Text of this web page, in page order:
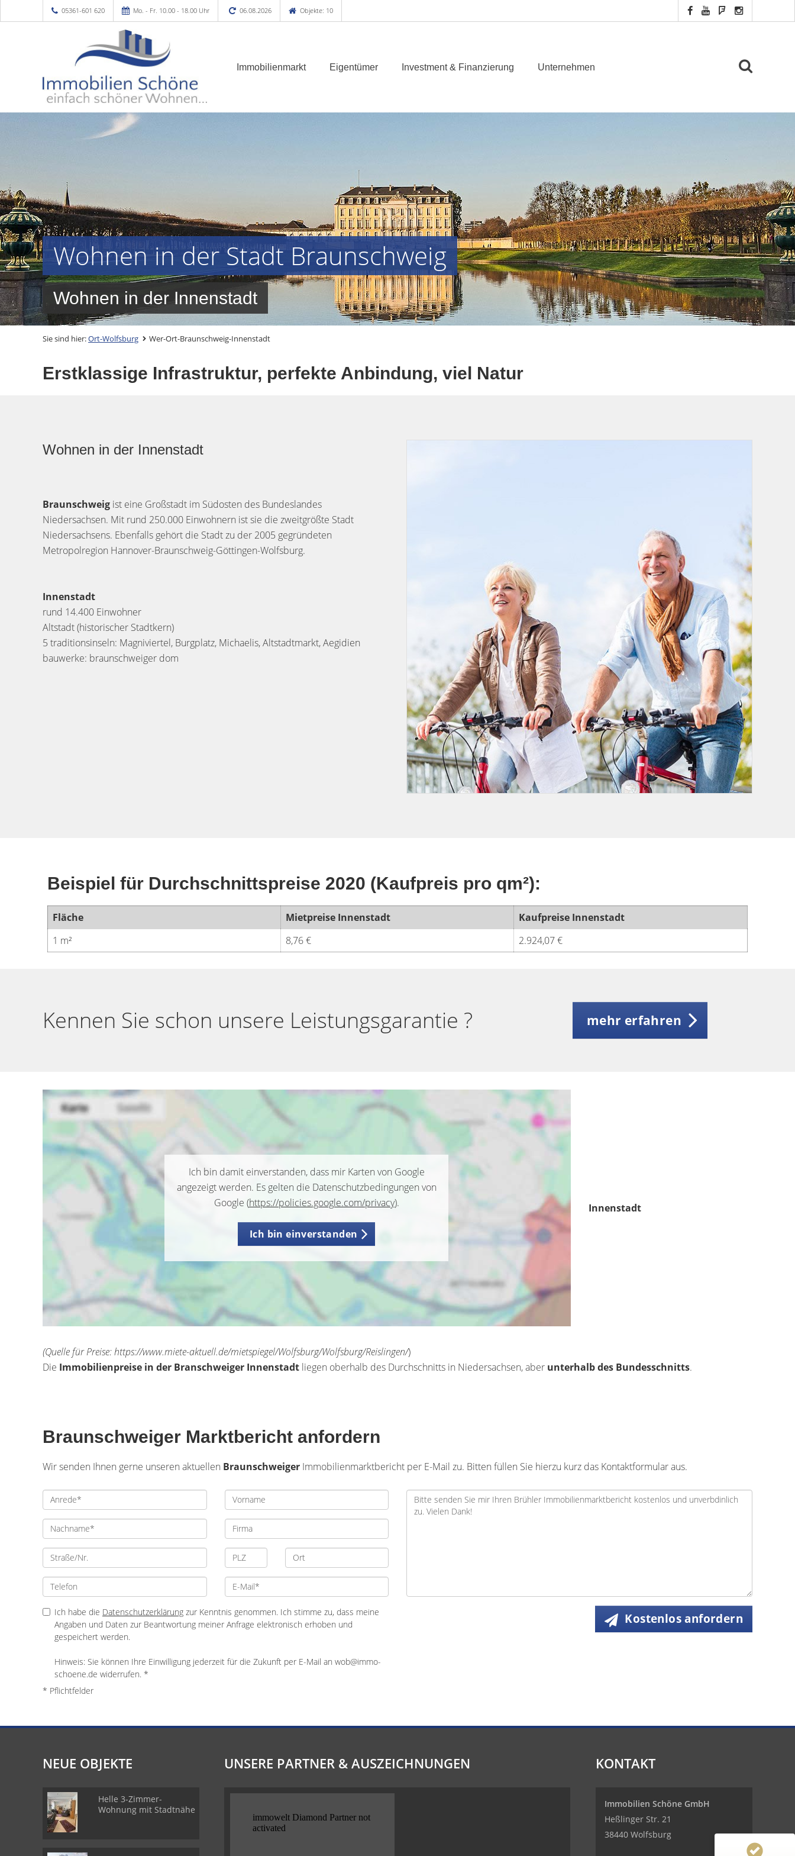
05361-601 620 Mo. - Fr. 10.00 - 18.00 Uhr 06.08.2026 Objekte: 10
Immobilienmarkt Eigentümer Investment & Finanzierung Unternehmen
Wohnen in der Stadt Braunschweig
Wohnen in der Innenstadt
Sie sind hier:Ort-Wolfsburg Wer-Ort-Braunschweig-Innenstadt
Erstklassige Infrastruktur, perfekte Anbindung, viel Natur
Wohnen in der Innenstadt
Braunschweig ist eine Großstadt im Südosten des Bundeslandes
Niedersachsen. Mit rund 250.000 Einwohnern ist sie die zweitgrößte Stadt
Niedersachsens. Ebenfalls gehört die Stadt zu der 2005 gegründeten
Metropolregion Hannover-Braunschweig-Göttingen-Wolfsburg.
Innenstadt
rund 14.400 Einwohner
Altstadt (historischer Stadtkern)
5 traditionsinseln: Magniviertel, Burgplatz, Michaelis, Altstadtmarkt, Aegidien
bauwerke: braunschweiger dom
Beispiel für Durchschnittspreise 2020 (Kaufpreis pro qm²):
Fläche Mietpreise Innenstadt
Kaufpreise Innenstadt
1 m²
8,76 € 2.924,07 €
Kennen Sie schon unsere Leistungsgarantie ? mehr erfahren
Ich bin damit einverstanden, dass mir Karten von Google
angezeigt werden. Es gelten die Datenschutzbedingungen von
Google (https://policies.google.com/privacy).
Ich bin einverstanden
Innenstadt
(Quelle für Preise: https://www.miete-aktuell.de/mietspiegel/Wolfsburg/Wolfsburg/Reislingen/)
Die Immobilienpreise in der Branschweiger Innenstadt liegen oberhalb des Durchschnitts in Niedersachsen, aber unterhalb des Bundesschnitts.
Braunschweiger Marktbericht anfordern
Wir senden Ihnen gerne unseren aktuellen Braunschweiger Immobilienmarktbericht per E-Mail zu. Bitten füllen Sie hierzu kurz das Kontaktformular aus.
Ich habe die Datenschutzerklärung zur Kenntnis genommen. Ich stimme zu, dass meine
Angaben und Daten zur Beantwortung meiner Anfrage elektronisch erhoben und
gespeichert werden.
Hinweis: Sie können Ihre Einwilligung jederzeit für die Zukunft per E-Mail an wob@immo-
schoene.de widerrufen. *
* Pflichtfelder
Kostenlos anfordern
NEUE OBJEKTE
Helle 3-Zimmer-
Wohnung mit Stadtnähe
UNSERE PARTNER & AUSZEICHNUNGEN KONTAKT
Immobilien Schöne GmbH
Heßlinger Str. 21
38440 Wolfsburg
Kundenbewertungen und Erfahrungen zu